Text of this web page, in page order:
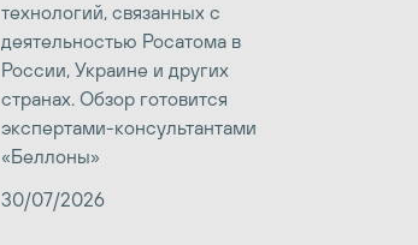
технологий, связанных с
деятельностью Росатома в
России, Украине и других
странах. Обзор готовится
экспертами-консультантами
«Беллоны»
30/07/2026